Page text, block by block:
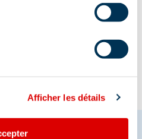
Afficher les détails